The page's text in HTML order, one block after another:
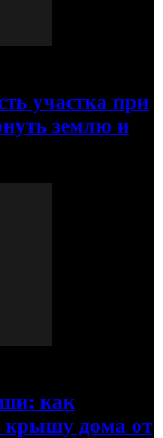
участка при
землю и
как
крышу дома от